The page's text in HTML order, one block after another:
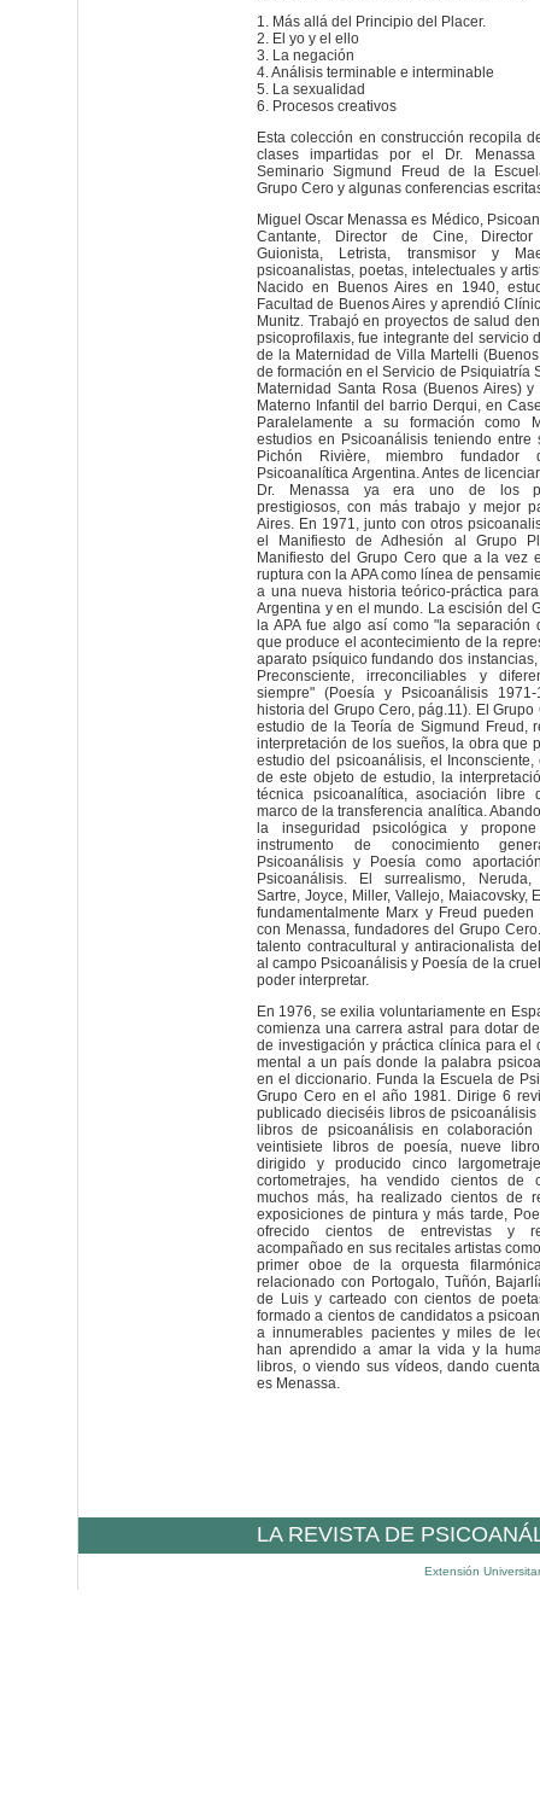
1. Más allá del Principio del Placer.
2. El yo y el ello
3. La negación
4. Análisis terminable e interminable
5. La sexualidad
6. Procesos creativos
Esta colección en construcción recopila
clases impartidas por el Dr.
Seminario Sigmund Freud de la
Grupo Cero y algunas conferencias
Miguel Oscar Menassa es Médico,
Cantante, Director de Cine, Director
Guionista, Letrista, transmisor y
psicoanalistas, poetas, intelectuales y
Nacido en Buenos Aires en 1940,
Facultad de Buenos Aires y aprendió
Munitz. Trabajó en proyectos de salud
psicoprofilaxis, fue integrante del servicio
de la Maternidad de Villa Martelli
de formación en el Servicio de Psiquiatría
Maternidad Santa Rosa (Buenos Aires)
Materno Infantil del barrio Derqui, en
Paralelamente a su formación como
estudios en Psicoanálisis teniendo entre
Pichón Rivière, miembro fundador
Psicoanalítica Argentina. Antes de
Dr. Menassa ya era uno de los
prestigiosos, con más trabajo y mejor
Aires. En 1971, junto con otros
el Manifiesto de Adhesión al Grupo
Manifiesto del Grupo Cero que a la vez
ruptura con la APA como línea de
a una nueva historia teórico-práctica
Argentina y en el mundo. La escisión del
la APA fue algo así como "la separación
que produce el acontecimiento de la
aparato psíquico fundando dos
Preconsciente, irreconciliables y
siempre" (Poesía y Psicoanálisis
historia del Grupo Cero, pág.11). El
estudio de la Teoría de Sigmund Freud,
interpretación de los sueños, la obra que
estudio del psicoanálisis, el
de este objeto de estudio, la
técnica psicoanalítica, asociación
marco de la transferencia analítica.
la inseguridad psicológica y
instrumento de conocimiento
Psicoanálisis y Poesía como
Psicoanálisis. El surrealismo, Neruda,
Sartre, Joyce, Miller, Vallejo, Maiacovsky,
fundamentalmente Marx y Freud
con Menassa, fundadores del Grupo
talento contracultural y antiracionalista
al campo Psicoanálisis y Poesía de la
poder interpretar.
En 1976, se exilia voluntariamente en
comienza una carrera astral para dotar
de investigación y práctica clínica para el
mental a un país donde la palabra
en el diccionario. Funda la Escuela de
Grupo Cero en el año 1981. Dirige 6
publicado dieciséis libros de
libros de psicoanálisis en
veintisiete libros de poesía, nueve
dirigido y producido cinco
cortometrajes, ha vendido cientos de
muchos más, ha realizado cientos de
exposiciones de pintura y más tarde,
ofrecido cientos de entrevistas y
acompañado en sus recitales artistas
primer oboe de la orquesta
relacionado con Portogalo, Tuñón,
de Luis y carteado con cientos de
formado a cientos de candidatos a
a innumerables pacientes y miles de
han aprendido a amar la vida y la
libros, o viendo sus vídeos, dando
es Menassa.
LA REVISTA DE
Extensión